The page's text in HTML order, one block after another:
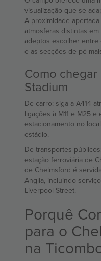
visualização que se
A proximidade
atmosferas distintas
adeptos escolher
e as secções de pé
Como
Stadium
De carro: siga a A414
ligações à M11 e M25
estacionamento no
estádio.
De transportes
estação ferroviária de
de Chelmsford é
Anglia, incluindo
Liverpool Street.
Porquê
para o
na